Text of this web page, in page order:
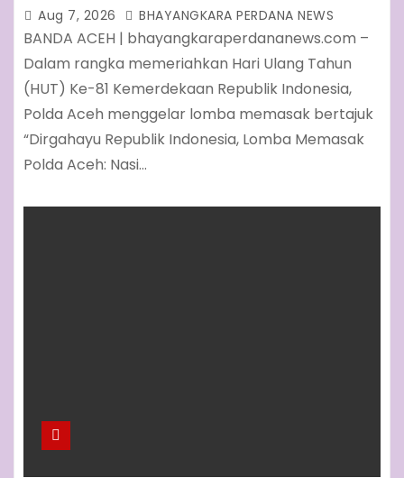
Aug 7, 2026 BHAYANGKARA PERDANA NEWS
BANDA ACEH | bhayangkaraperdananews.com –
Dalam rangka memeriahkan Hari Ulang Tahun
(HUT) Ke-81 Kemerdekaan Republik Indonesia,
Polda Aceh menggelar lomba memasak bertajuk
“Dirgahayu Republik Indonesia, Lomba Memasak
Polda Aceh: Nasi…